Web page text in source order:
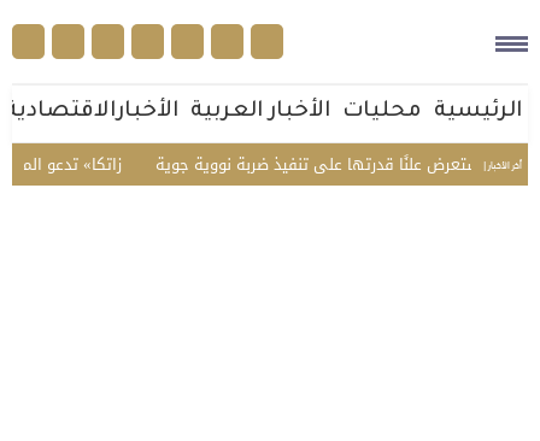
الرئيسية محليات الأخبار العربية الأخبارالاقتصادية
أخر الأخبار | «زاتكا» تدعو المنشآت تستعرض علنًا قدرتها على تنفيذ ضربة نووية جوية